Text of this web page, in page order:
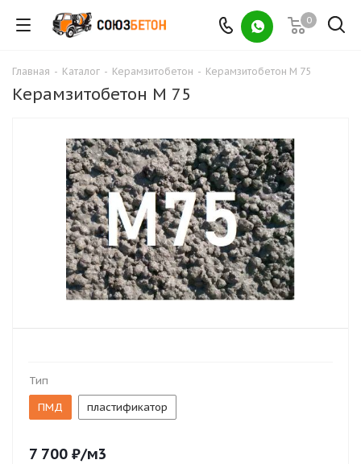
0
Главная - Каталог - Керамзитобетон - Керамзитобетон М 75
Керамзитобетон М 75
Тип
ПМД
пластификатор
7 700 ₽/м3